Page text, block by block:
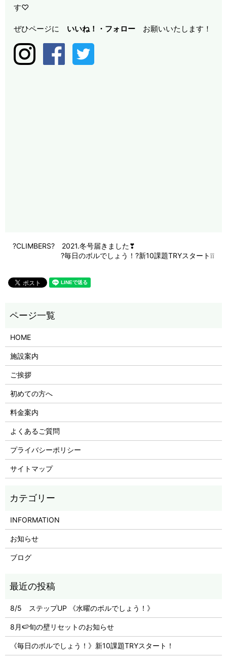
す♡
ぜひページに いいね！・ フォロー お願いいたします！
?CLIMBERS? 2021.冬号届きました❣
?毎日のボルでしょう！?新10課題TRYスタート❕❕
HOME
施設案内
ご挨拶
初めての方へ
料金案内
よくあるご質問
プライバシーポリシー
サイトマップ
INFORMATION
お知らせ
ブログ
8/5 ステップUP 《水曜のボルでしょう！》
8月🍉旬の壁リセットのお知らせ
《毎日のボルでしょう！》新10課題TRYスタート！